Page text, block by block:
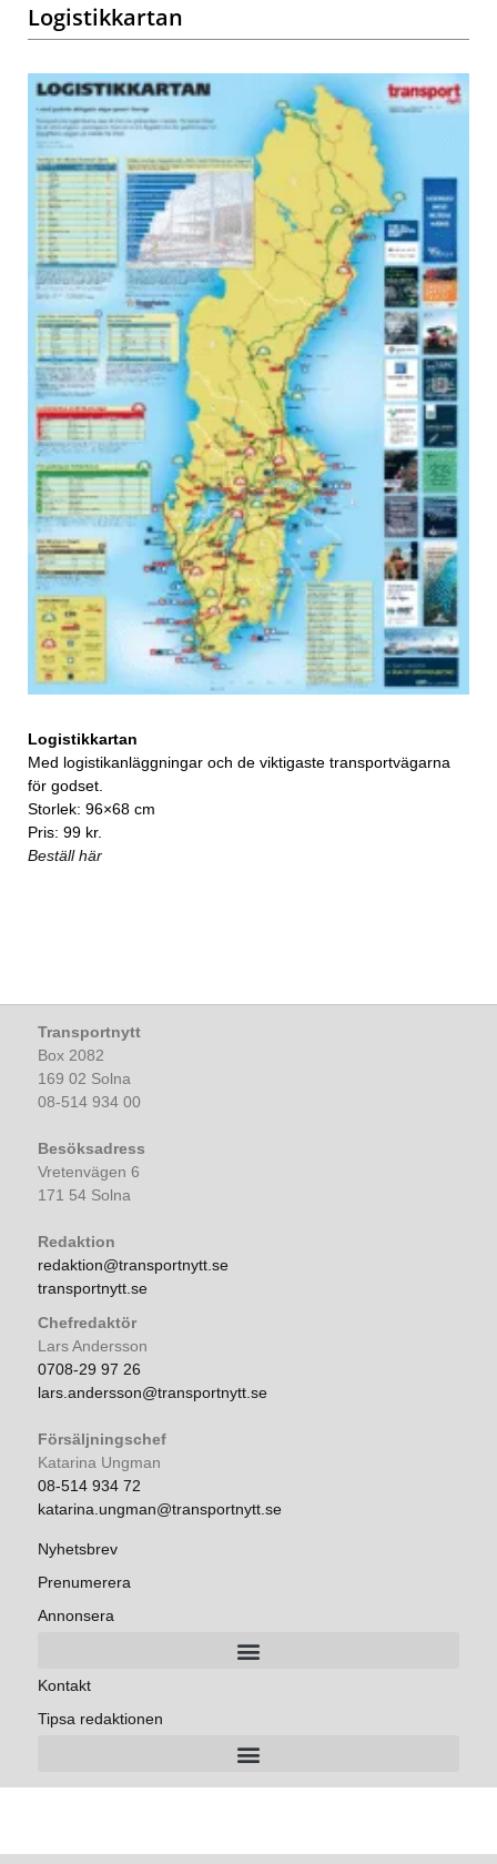
Logistikkartan
Logistikkartan
Med logistikanläggningar och de viktigaste transportvägarna
för godset.
Storlek: 96×68 cm
Pris: 99 kr.
Beställ här
Transportnytt
Box 2082
169 02 Solna
08-514 934 00
Besöksadress
Vretenvägen 6
171 54 Solna
Redaktion
redaktion@transportnytt.se
transportnytt.se
Chefredaktör
Lars Andersson
0708-29 97 26
lars.andersson@transportnytt.se
Försäljningschef
Katarina Ungman
08-514 934 72
katarina.ungman@transportnytt.se
Nyhetsbrev
Prenumerera
Annonsera
Kontakt
Tipsa redaktionen